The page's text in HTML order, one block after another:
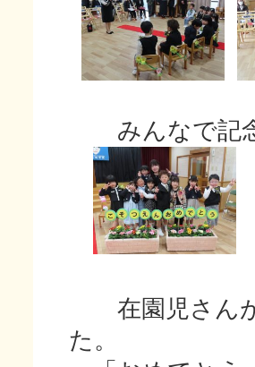
みんなで記
在園児さんが
た。